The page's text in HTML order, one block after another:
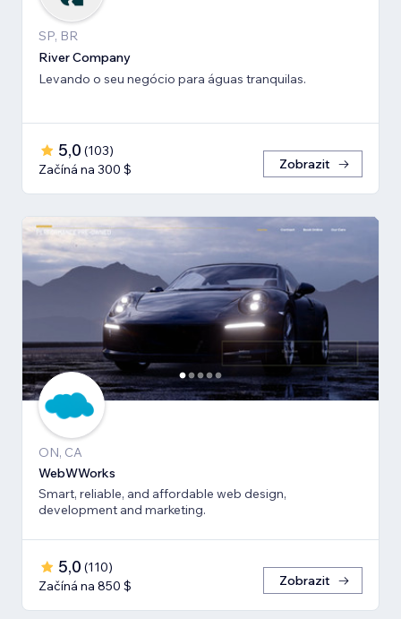
SP, BR
River Company
Levando o seu negócio para águas tranquilas.
5,0 (103)
Začíná na 300 $
Zobrazit
ON, CA
WebWWorks
Smart, reliable, and affordable web design,
development and marketing.
5,0 (110)
Začíná na 850 $
Zobrazit